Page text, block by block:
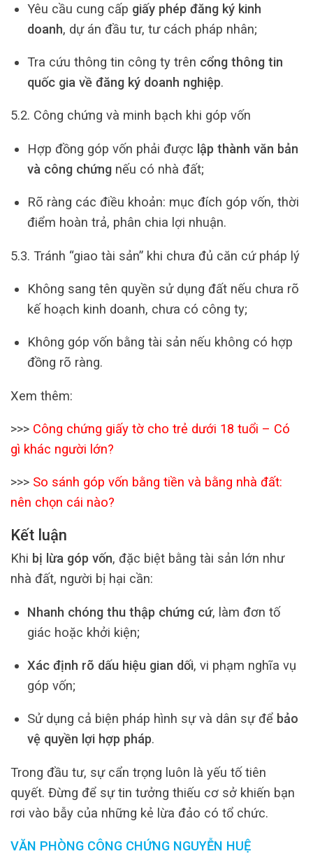
Yêu cầu cung cấp giấy phép đăng ký kinh
doanh, dự án đầu tư, tư cách pháp nhân;
Tra cứu thông tin công ty trên cổng thông tin
quốc gia về đăng ký doanh nghiệp.
5.2. Công chứng và minh bạch khi góp vốn
Hợp đồng góp vốn phải được lập thành văn bản
và công chứngnếu có nhà đất;
Rõ ràng các điều khoản: mục đích góp vốn, thời
điểm hoàn trả, phân chia lợi nhuận.
5.3. Tránh “giao tài sản” khi chưa đủ căn cứ pháp lý
Không sang tên quyền sử dụng đất nếu chưa rõ
kế hoạch kinh doanh, chưa có công ty;
Không góp vốn bằng tài sản nếu không có hợp
đồng rõ ràng.
Xem thêm:
>>> Công chứng giấy tờ cho trẻ dưới 18 tuổi – Có
gì khác người lớn?
>>> So sánh góp vốn bằng tiền và bằng nhà đất:
nên chọn cái nào?
Kết luận
Khi bị lừa góp vốn, đặc biệt bằng tài sản lớn như
nhà đất, người bị hại cần:
Nhanh chóng thu thập chứng cứ, làm đơn tố
giác hoặc khởi kiện;
Xác định rõ dấu hiệu gian dối, vi phạm nghĩa vụ
góp vốn;
Sử dụng cả biện pháp hình sự và dân sự để bảo
vệ quyền lợi hợp pháp.
Trong đầu tư, sự cẩn trọng luôn là yếu tố tiên
quyết. Đừng để sự tin tưởng thiếu cơ sở khiến bạn
rơi vào bẫy của những kẻ lừa đảo có tổ chức.
VĂN PHÒNG CÔNG CHỨNG NGUYỄN HUỆ